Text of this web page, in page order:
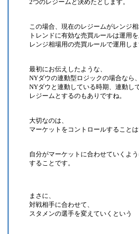
2つのレジームと決めたとします。
この場合、現在のレジームがレンジ相
トレンドに有効な売買ルールは運用を
レンジ相場用の売買ルールで運用しま
最初にお伝えしたような、
NYダウの連動型ロジックの場合なら、
NYダウと連動している時期、連動し
レジームとするのもありですね。
大切なのは、
マーケットをコントロールすることは
自分がマーケットに合わせていくよう
することです。
まさに、
対戦相手に合わせて、
スタメンの選手を変えていくという